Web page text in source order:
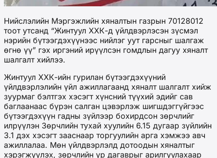
Нийслэлийн Мэргэжлийн хяналтын газрын 70128012
тоот утсанд “Жинтуул ХХК-д үйлдвэрлэсэн зүсмэл
нэрийн бүтээгдэхүүнээс нийлэг уут гарсныг шалгаж
өгнө үү” гэх иргэний ирүүлсэн гомдлын дагуу хяналт
шалгалт хийлээ.
Жинтуул ХХК-ийн гурилан бүтээгдэхүүний
үйлдвэрлэлийн үйл ажиллагаанд хяналт шалгалт хийж
зуурмаг бэлтгэх хэсэгт хүнсний түүхий эдийг сав
баглаанаас бүрэн салган цэвэрлэж шигшдэггүйгээс
бүтээгдэхүүн гадны зүйлээр бохирдсон зөрчлийг
илрүүлэн Зөрчлийн тухай хуулийн 6.15 дугаар зүйлийн
3.1 дэх хэсэгт зааснаар торгуулийн арга хэмжээ авч
ажиллалаа. Мөн үйлдвэрлэлд дотоодын хяналтыг
хэрэгжүүлэх, зөрчлийн үр дагаврыг арилгуулахаар